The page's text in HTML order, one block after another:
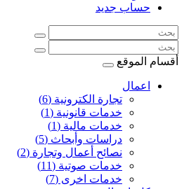
حساب جديد
أقسام الموقع
اعمال
تجارة الكترونية (6)
خدمات قانونية (1)
خدمات مالية (1)
دراسات وأبحاث (5)
نصائح أعمال وتجارة (2)
خدمات صوتية (11)
خدمات اخرى (7)